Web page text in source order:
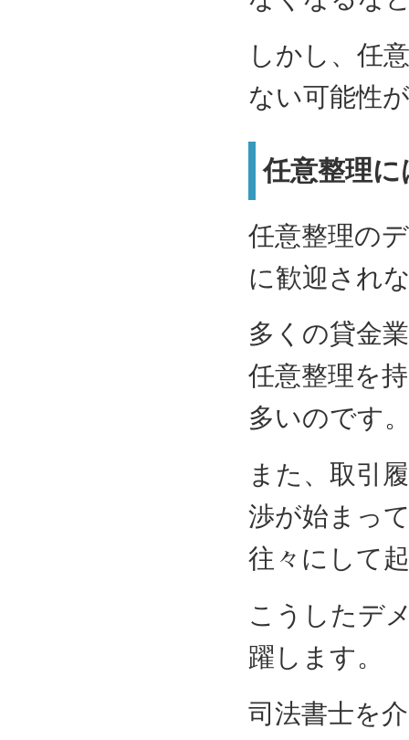
しかし、任
ない可能性
任意整理
任意整理の
に歓迎され
多くの貸金
任意整理を
多いのです
また、取引
渉が始まっ
往々にして
こうしたデ
躍します。
司法書士を